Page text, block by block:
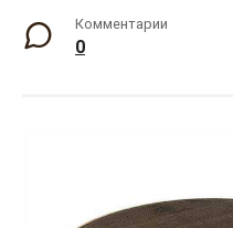
Комментарии
0